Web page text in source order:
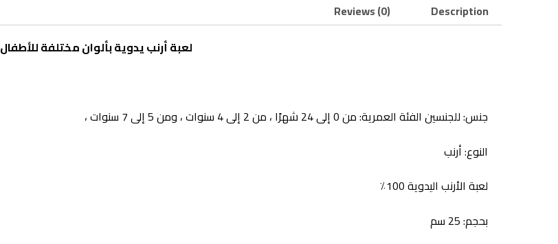
Description
Reviews (0)
لعبة أرنب يدوية بألوان مختلفة للأطفال
جنس: للجنسين الفئة العمرية: من 0 إلى 24 شهرًا ، من 2 إلى 4 سنوات ، ومن 5 إلى 7 سنوات ،
النوع: أرنب
لعبة الأرنب اليدوية 100٪
بحجم: 25 سم